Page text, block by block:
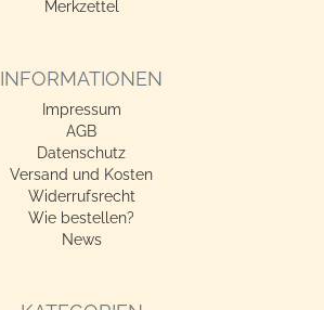
Merkzettel
INFORMATIONEN
Impressum
AGB
Datenschutz
Versand und Kosten
Widerrufsrecht
Wie bestellen?
News